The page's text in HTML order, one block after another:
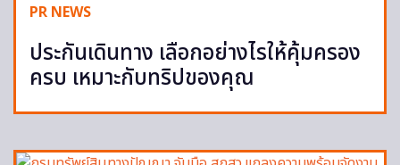
PR NEWS
ประกันเดินทาง เลือกอย่างไรให้คุ้มครอง
ครบ เหมาะกับทริปของคุณ